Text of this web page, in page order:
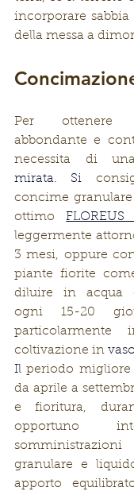
incorporare
della messa a
Per ottenere
abbondante e
necessita di
mirata. Si
concime
ottimo
leggermente
3 mesi, oppure
piante fiorite
diluire in acqua
ogni 15-20
coltivazione in
Il periodo
da aprile a
e fioritura,
opportuno
granulare e
apporto